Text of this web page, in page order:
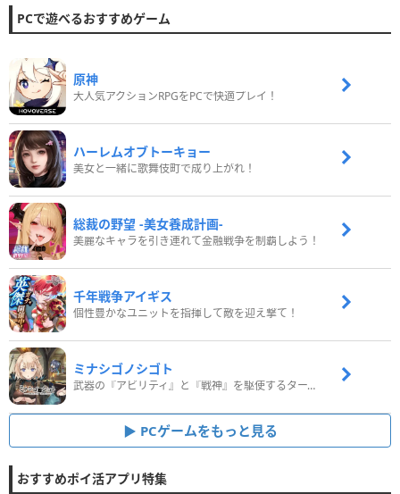
PCで遊べるおすすめゲーム
原神
大人気アクションRPGをPCで快適プレイ！
ハーレムオブトーキョー
美女と一緒に歌舞伎町で成り上がれ！
総裁の野望 -美女養成計画-
美麗なキャラを引き連れて金融戦争を制覇しよう！
千年戦争アイギス
個性豊かなユニットを指揮して敵を迎え撃て！
ミナシゴノシゴト
武器の『アビリティ』と『戦神』を駆使するターン制コマンドバトルRPG！
PCゲームをもっと見る
おすすめポイ活アプリ特集